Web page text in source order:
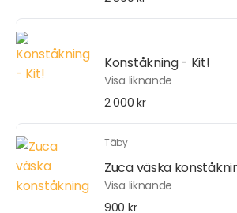
Konståkning - Kit!
Visa liknande
2 000 kr
Täby
Zuca väska
Visa liknande
900 kr